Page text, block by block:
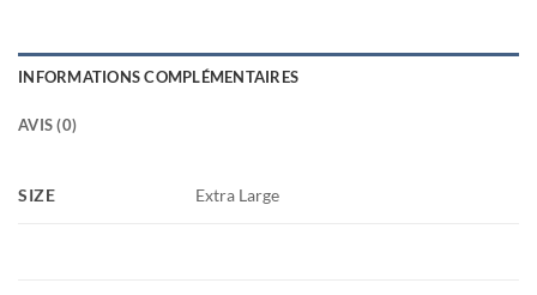
INFORMATIONS COMPLÉMENTAIRES
AVIS (0)
SIZE Extra Large